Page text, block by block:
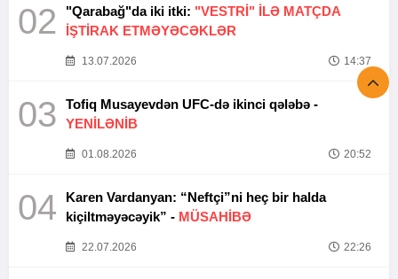
02 "Qarabağ"da iki itki: "VESTRİ" İLƏ MATÇDA
İŞTİRAK ETMƏYƏCƏKLƏR
13.07.2026 14:37
03
Tofiq Musayevdən UFC-də ikinci qələbə -
YENİLƏNİB
01.08.2026 20:52
04
Karen Vardanyan: “Neftçi”ni heç bir halda
kiçiltməyəcəyik” - MÜSAHİBƏ
22.07.2026 22:26